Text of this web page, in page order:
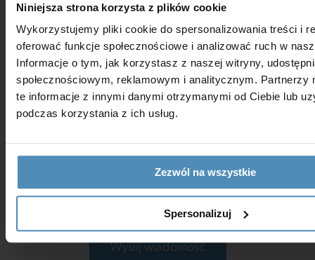
Niniejsza strona korzysta z plików cookie
Wykorzystujemy pliki cookie do spersonalizowania treści i
oferować funkcje społecznościowe i analizować ruch w
Informacje o tym, jak korzystasz z naszej witryny,
społecznościowym, reklamowym i analitycznym. Partnerzy
te informacje z innymi danymi otrzymanymi od Ciebie lub
podczas korzystania z ich usług.
Zezwól na wszystkie
Spersonalizuj
*Wyrażam zgodę na przetwarzanie moich danych osobowych
Wyślij wiadomość